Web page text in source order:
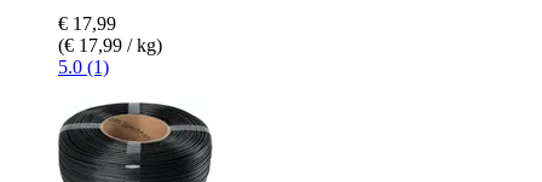
€ 17,99
(€ 17,99 / kg)
5.0 (1)